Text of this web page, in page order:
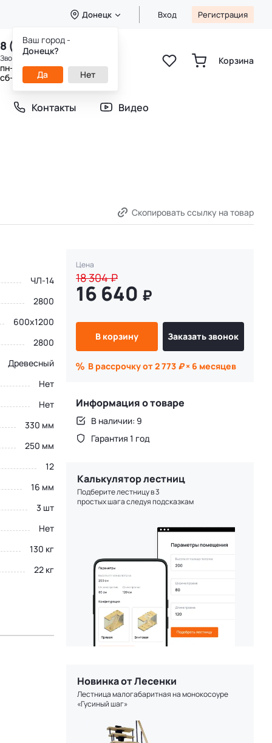
Донецк
Ваш город -
Донецк?
Да Нет
Вход Регистрация
8 (800) 333-49-25
Звонок бесплатный
пн-пт 8:00-20:00
сб-вс 9:00-20:00
Корзина
Контакты Видео
Скопировать ссылку на товар
ЧЛ-14
2800
600х1200
2800
Древесный
Нет
Нет
330 мм
250 мм
12
16 мм
3 шт
Нет
130 кг
22 кг
Цена
18 304₽
16 640 ₽
В корзину Заказать звонок
В рассрочку от 2 773 ₽× 6 месяцев
Информация о товаре
В наличии: 9
Гарантия 1 год
Калькулятор лестниц
Подберите лестницу в 3
простых шага следуя подсказкам
Новинка от Лесенки
Лестница малогабаритная на монокосоуре
«Гусиный шаг»